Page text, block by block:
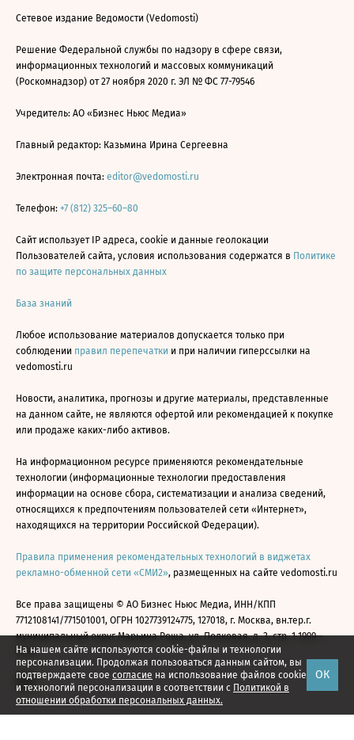
На нашем сайте используются cookie-файлы и технологии
персонализации. Продолжая пользоваться данным сайтом, вы
подтверждаете свое согласие на использование файлов cookie
и технологий персонализации в соответствии с Политикой в
отношении обработки персональных данных.
ОК
Сетевое издание Ведомости (Vedomosti)
Решение Федеральной службы по надзору в сфере связи,
информационных технологий и массовых коммуникаций
(Роскомнадзор) от 27 ноября 2020 г. ЭЛ № ФС 77-79546
Учредитель: АО «Бизнес Ньюс Медиа»
Главный редактор: Казьмина Ирина Сергеевна
Электронная почта: editor@vedomosti.ru
Телефон: +7 (812) 325–60–80
Сайт использует IP адреса, cookie и данные геолокации
Пользователей сайта, условия использования содержатся в Политике
по защите персональных данных
База знаний
Любое использование материалов допускается только при
соблюдении правил перепечатки и при наличии гиперссылки на
vedomosti.ru
Новости, аналитика, прогнозы и другие материалы, представленные
на данном сайте, не являются офертой или рекомендацией к покупке
или продаже каких-либо активов.
На информационном ресурсе применяются рекомендательные
технологии (информационные технологии предоставления
информации на основе сбора, систематизации и анализа сведений,
относящихся к предпочтениям пользователей сети «Интернет»,
находящихся на территории Российской Федерации).
Правила применения рекомендательных технологий в виджетах
рекламно-обменной сети «СМИ2», размещенных на сайте vedomosti.ru
Все права защищены © АО Бизнес Ньюс Медиа, ИНН/КПП
7712108141/771501001, ОГРН 1027739124775, 127018, г. Москва, вн.тер.г.
муниципальный округ Марьина Роща, ул. Полковая, д. 3, стр. 1 1999—
2026